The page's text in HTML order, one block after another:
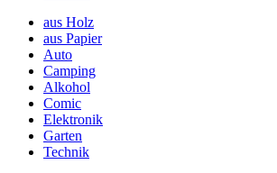
aus Holz
aus Papier
Auto
Camping
Alkohol
Comic
Elektronik
Garten
Technik